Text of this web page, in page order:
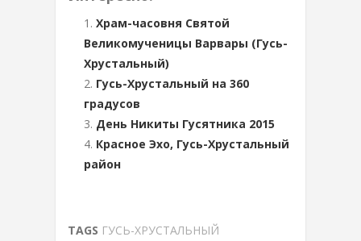
Храм-часовня Святой
Великомученицы Варвары (Гусь-
Хрустальный)
Гусь-Хрустальный на 360
градусов
День Никиты Гусятника 2015
Красное Эхо, Гусь-Хрустальный
район
TAGS ГУСЬ-ХРУСТАЛЬНЫЙ